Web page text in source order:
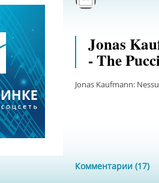
Jonas
- The
Jonas Kaufmann:
Комментарии (17)